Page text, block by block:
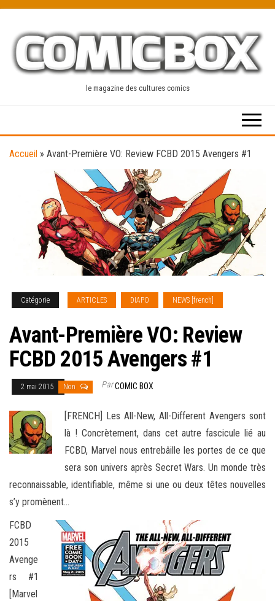
content
le magazine des cultures comics
Accueil » Avant-Première VO: Review FCBD 2015 Avengers #1
Catégorie ARTICLES DIAPO NEWS [french]
Avant-Première VO: Review
FCBD 2015 Avengers #1
2 mai 2015 Non ParCOMIC BOX
[FRENCH] Les All-New, All-Different Avengers sont
là ! Concrètement, dans cet autre fascicule lié au
FCBD, Marvel nous entrebâille les portes de ce que
sera son univers après Secret Wars. Un monde très
reconnaissable, identifiable, même si une ou deux têtes nouvelles
s’y promènent…
FCBD
2015
Avenge
rs #1
[Marvel